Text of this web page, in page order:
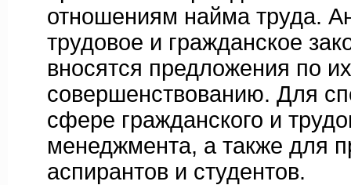
отношениям найма труда.
трудовое и гражданское
вносятся предложения по их
совершенствованию. Для
сфере гражданского и
менеджмента, а также для
аспирантов и студентов.